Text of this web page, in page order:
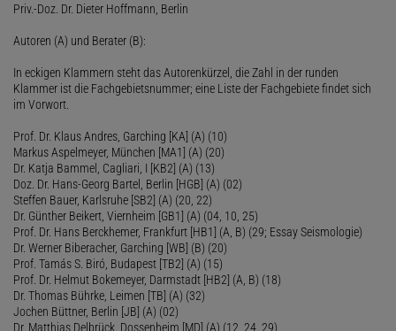
Priv.-Doz. Dr. Dieter Hoffmann, Berlin
Autoren (A) und Berater (B):
In eckigen Klammern steht das Autorenkürzel, die Zahl in der runden
Klammer ist die Fachgebietsnummer; eine Liste der Fachgebiete findet sich
im Vorwort.
Prof. Dr. Klaus Andres, Garching [KA] (A) (10)
Markus Aspelmeyer, München [MA1] (A) (20)
Dr. Katja Bammel, Cagliari, I [KB2] (A) (13)
Doz. Dr. Hans-Georg Bartel, Berlin [HGB] (A) (02)
Steffen Bauer, Karlsruhe [SB2] (A) (20, 22)
Dr. Günther Beikert, Viernheim [GB1] (A) (04, 10, 25)
Prof. Dr. Hans Berckhemer, Frankfurt [HB1] (A, B) (29; Essay Seismologie)
Dr. Werner Biberacher, Garching [WB] (B) (20)
Prof. Tamás S. Biró, Budapest [TB2] (A) (15)
Prof. Dr. Helmut Bokemeyer, Darmstadt [HB2] (A, B) (18)
Dr. Thomas Bührke, Leimen [TB] (A) (32)
Jochen Büttner, Berlin [JB] (A) (02)
Dr. Matthias Delbrück, Dossenheim [MD] (A) (12, 24, 29)